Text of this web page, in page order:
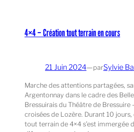
4×4 – Création tout terrain en cours
21 Juin 2024—parSylvie
Marche des attentions partagées,
Argentonnay dans le cadre des
Bressuirais du Théâtre de Bressuire
croisées de Lozère. Durant 10 jours,
tout terrain de 4×4 s’est immergée